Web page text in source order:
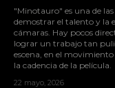
"Minotauro" es una de
demostrar el talento y la
cámaras. Hay pocos
lograr un trabajo tan
escena, en el
la cadencia de la película.
22 mayo, 2026